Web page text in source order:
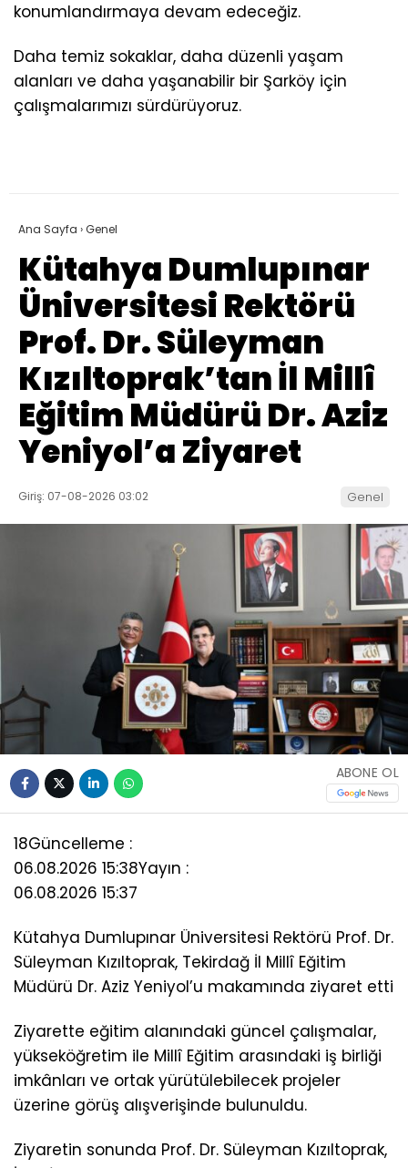
konumlandırmaya devam edeceğiz.
Daha temiz sokaklar, daha düzenli yaşam
alanları ve daha yaşanabilir bir Şarköy için
çalışmalarımızı sürdürüyoruz.
Ana Sayfa ›Genel
Kütahya Dumlupınar
Üniversitesi Rektörü
Prof. Dr. Süleyman
Kızıltoprak’tan İl Millî
Eğitim Müdürü Dr. Aziz
Yeniyol’a Ziyaret
Giriş: 07-08-2026 03:02 Genel
ABONE OL
18Güncelleme :
06.08.2026 15:38Yayın :
06.08.2026 15:37
Kütahya Dumlupınar Üniversitesi Rektörü Prof. Dr.
Süleyman Kızıltoprak, Tekirdağ İl Millî Eğitim
Müdürü Dr. Aziz Yeniyol’u makamında ziyaret etti
Ziyarette eğitim alanındaki güncel çalışmalar,
yükseköğretim ile Millî Eğitim arasındaki iş birliği
imkânları ve ortak yürütülebilecek projeler
üzerine görüş alışverişinde bulunuldu.
Ziyaretin sonunda Prof. Dr. Süleyman Kızıltoprak,